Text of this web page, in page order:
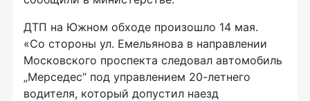
ДТП на Южном обходе произошло 14 мая.
«Со стороны ул. Емельянова в направлении
Московского проспекта следовал автомобиль
„Мерседес“ под управлением 20-летнего
водителя, который допустил наезд